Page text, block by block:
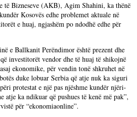
të Bizneseve (AKB), Agim Shahini, ka thënë
Kosovës edhe problemet aktuale në
e huaj, ngjashëm po ndodhë edhe për
e Ballkanit Perëndimor është prezent dhe
investitorët vendor dhe të huaj të shikojnë
ekonomike, për vendin tonë shkruhet në
duke lobuar Serbia që atje nuk ka siguri
protestat e një pas njëshme kundër njëri-
atje ka ndikuar që pushues të kenë më pak”,
për “ekonomiaonline”.